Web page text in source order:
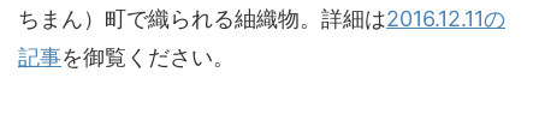
ちまん）町で織られる紬織物。詳細は2016.12.11の
記事を御覧ください。